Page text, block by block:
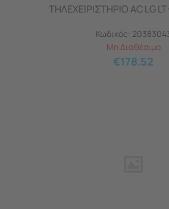
ΤΗΛΕΧΕΙΡΙΣΤΗΡΙΟ AC LG
Κωδικός:
Μη Διαθέσιμο
€178.52